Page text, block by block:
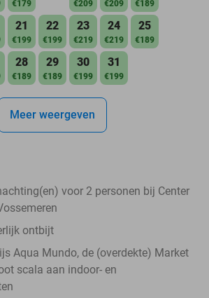
€179 €209 €209 €189
21
€199
22
€199
23
€219
24
€219
25
€189
28
€189
29
€189
30
€199
31
€199
Meer weergeven
voor 2 personen bij Center
ontbijt
Aqua Mundo, de (overdekte) Market
scala aan indoor- en